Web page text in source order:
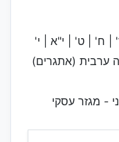
| ח' | ט' | י"א | י'
ערבית (אתגרים)
- מגזר עסקי